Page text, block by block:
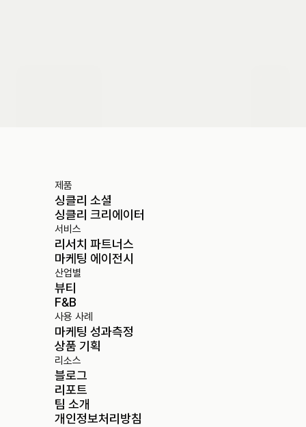
제품
싱클리 크리에이터
싱클리 소셜
산업별
뷰티
F&B
사용 사례
마케팅 성과측정
상품 기획
리소스
블로그
리포트
팀 소개
서비스
리서치 파트너스
마케팅 에이전시
개인정보처리방침